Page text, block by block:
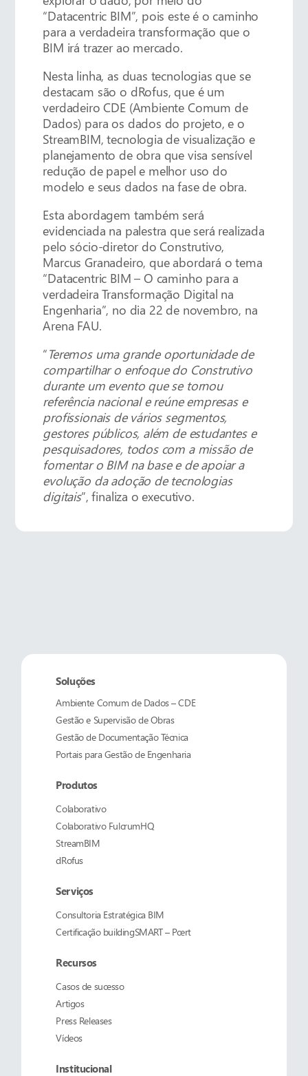
“Datacentric BIM”, pois este é o caminho
para a verdadeira transformação que o
BIM irá trazer ao mercado.
Nesta linha, as duas tecnologias que se
destacam são o dRofus, que é um
verdadeiro CDE (Ambiente Comum de
Dados) para os dados do projeto, e o
StreamBIM, tecnologia de visualização e
planejamento de obra que visa sensível
redução de papel e melhor uso do
modelo e seus dados na fase de obra.
Esta abordagem também será
evidenciada na palestra que será realizada
pelo sócio-diretor do Construtivo,
Marcus Granadeiro, que abordará o tema
“Datacentric BIM – O caminho para a
verdadeira Transformação Digital na
Engenharia”, no dia 22 de novembro, na
Arena FAU.
“Teremos uma grande oportunidade de
compartilhar o enfoque do Construtivo
durante um evento que se tornou
referência nacional e reúne empresas e
profissionais de vários segmentos,
gestores públicos, além de estudantes e
pesquisadores, todos com a missão de
fomentar o BIM na base e de apoiar a
evolução da adoção de tecnologias
digitais”, finaliza o executivo.
Soluções
Ambiente Comum de Dados – CDE
Gestão e Supervisão de Obras
Gestão de Documentação Técnica
Portais para Gestão de Engenharia
Produtos
Colaborativo
Colaborativo FulcrumHQ
StreamBIM
dRofus
Serviços
Consultoria Estratégica BIM
Certificação buildingSMART – Pcert
Recursos
Casos de sucesso
Artigos
Press Releases
Vídeos
Institucional